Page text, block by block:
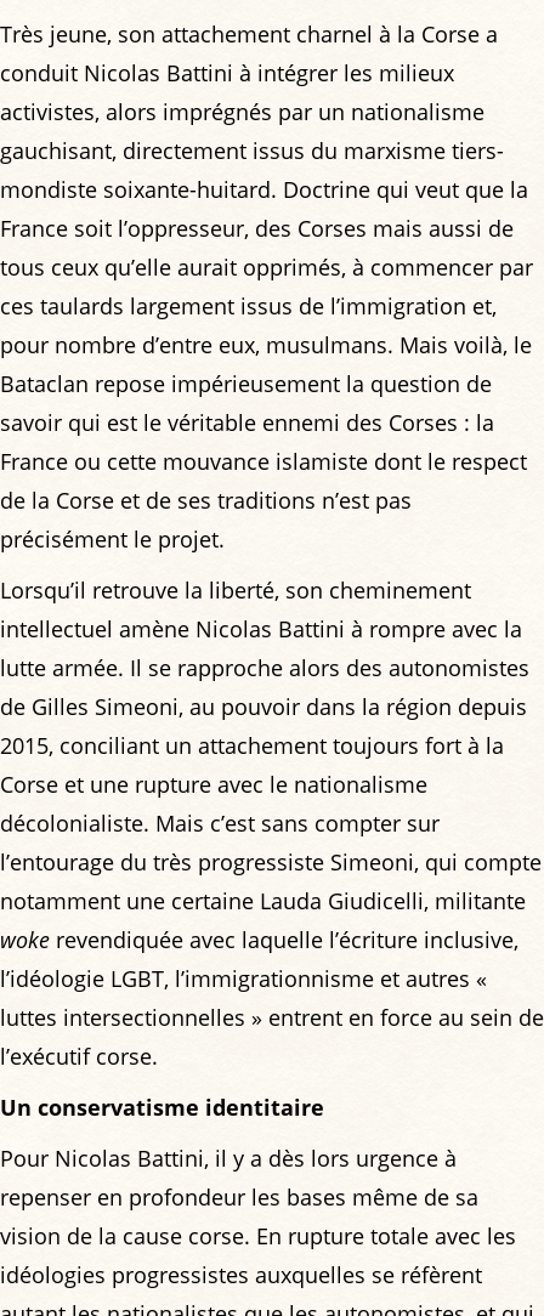
Très jeune, son attachement charnel à la Corse a
conduit Nicolas Battini à intégrer les milieux
activistes, alors imprégnés par un nationalisme
gauchisant, directement issus du marxisme tiers-
mondiste soixante-huitard. Doctrine qui veut que la
France soit l’oppresseur, des Corses mais aussi de
tous ceux qu’elle aurait opprimés, à commencer par
ces taulards largement issus de l’immigration et,
pour nombre d’entre eux, musulmans. Mais voilà, le
Bataclan repose impérieusement la question de
savoir qui est le véritable ennemi des Corses : la
France ou cette mouvance islamiste dont le respect
de la Corse et de ses traditions n’est pas
précisément le projet.
Lorsqu’il retrouve la liberté, son cheminement
intellectuel amène Nicolas Battini à rompre avec la
lutte armée. Il se rapproche alors des autonomistes
de Gilles Simeoni, au pouvoir dans la région depuis
2015, conciliant un attachement toujours fort à la
Corse et une rupture avec le nationalisme
décolonialiste. Mais c’est sans compter sur
l’entourage du très progressiste Simeoni, qui compte
notamment une certaine Lauda Giudicelli, militante
woke revendiquée avec laquelle l’écriture inclusive,
l’idéologie LGBT, l’immigrationnisme et autres «
luttes intersectionnelles » entrent en force au sein de
l’exécutif corse.
Un conservatisme identitaire
Pour Nicolas Battini, il y a dès lors urgence à
repenser en profondeur les bases même de sa
vision de la cause corse. En rupture totale avec les
idéologies progressistes auxquelles se réfèrent